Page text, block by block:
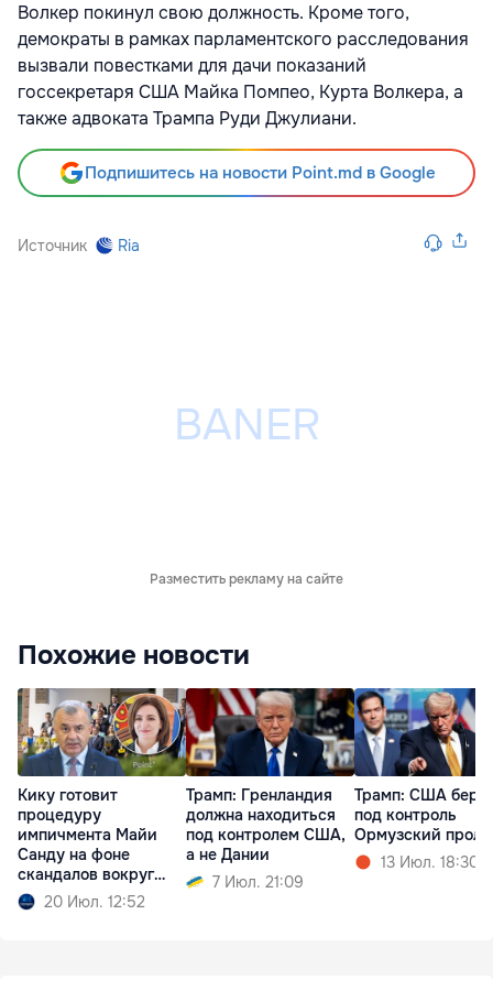
Волкер покинул свою должность. Кроме того,
демократы в рамках парламентского расследования
вызвали повестками для дачи показаний
госсекретаря США Майка Помпео, Курта Волкера, а
также адвоката Трампа Руди Джулиани.
Подпишитесь на новости Point.md в Google
Источник Ria
Разместить рекламу на сайте
Похожие новости
Кику готовит
процедуру
импичмента Майи
Санду на фоне
скандалов вокруг
партии PAS
20 Июл. 12:52
Трамп: Гренландия
должна находиться
под контролем США,
а не Дании
7 Июл. 21:09
Трамп: США
под контроль
Ормузский
13 Июл. 18:30